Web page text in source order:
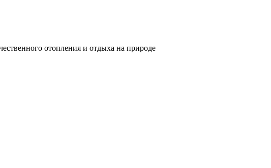
отопления и отдыха на природе